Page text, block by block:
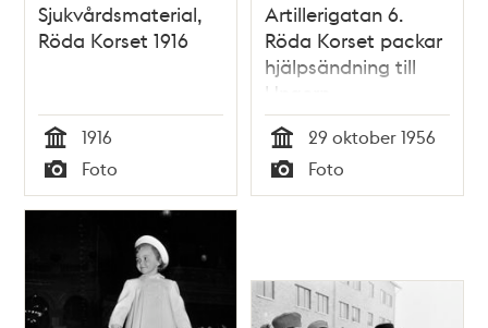
Sjukvårdsmaterial,
Röda Korset 1916
Tid
1916
Typ
Foto
Artillerigatan 6.
Röda Korset packar
hjälpsändning till
Ungern
Tid
29 oktober 1956
Typ
Foto